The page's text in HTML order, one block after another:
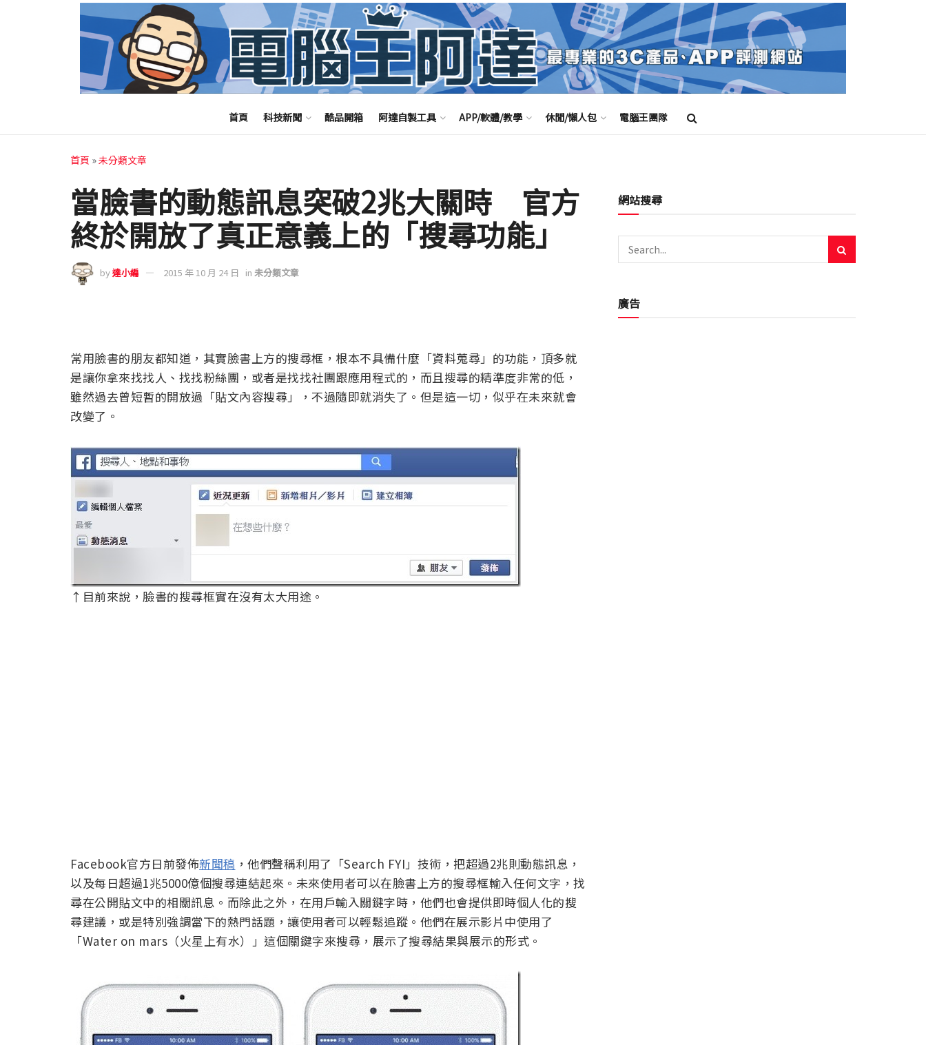
首頁 科技新聞 酷品開箱 阿達自製工具 APP/軟體/教學 休閒/懶人包 電腦王團隊
首頁 »未分類文章
當臉書的動態訊息突破2兆大關時 官方
終於開放了真正意義上的「搜尋功能」
by達小編 2015 年 10 月 24 日 in 未分類文章
常用臉書的朋友都知道，其實臉書上方的搜尋框，根本不具備什麼「資料蒐尋」的功能，頂多就
是讓你拿來找找人、找找粉絲團，或者是找找社團跟應用程式的，而且搜尋的精準度非常的低，
雖然過去曾短暫的開放過「貼文內容搜尋」，不過隨即就消失了。但是這一切，似乎在未來就會
改變了。
↑目前來說，臉書的搜尋框實在沒有太大用途。
Facebook官方日前發佈新聞稿 ，他們聲稱利用了「Search FYI」技術，把超過2兆則動態訊息，
以及每日超過1兆5000億個搜尋連結起來。未來使用者可以在臉書上方的搜尋框輸入任何文字，找
尋在公開貼文中的相關訊息。而除此之外，在用戶輸入關鍵字時，他們也會提供即時個人化的搜
尋建議，或是特別強調當下的熱門話題，讓使用者可以輕鬆追蹤。他們在展示影片中使用了
「Water on mars（火星上有水）」這個關鍵字來搜尋，展示了搜尋結果與展示的形式。
網站搜尋
廣告